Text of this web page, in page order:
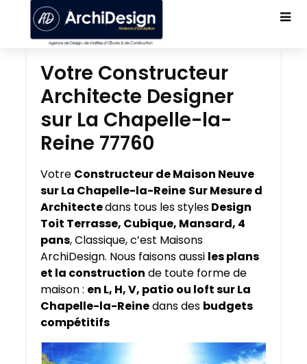
Votre Constructeur
Architecte Designer
sur La Chapelle-la-
Reine 77760
Votre Constructeur de Maison Neuve
sur La Chapelle-la-Reine Sur Mesure d
Architectedans tous les stylesDesign
Toit Terrasse, Cubique, Mansard, 4
pans, Classique, c’est Maisons
ArchiDesign. Nous faisons aussi les plans
et la construction de toute forme de
maison : en L, H, V, patio ou loft sur La
Chapelle-la-Reinedans des budgets
compétitifs